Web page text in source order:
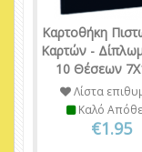
Καρτοθήκη
Καρτών -
10 Θέσεων
Λίστα
Καλό
€1.95